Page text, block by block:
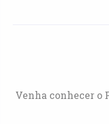
Venha conhecer o